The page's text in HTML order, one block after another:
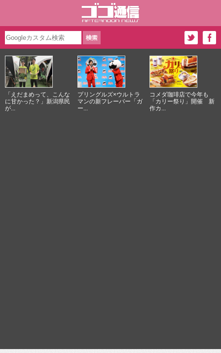
「えだまめって、こんな
に甘かった？」新潟県民
が...
プリングルズ×ウルトラ
マンの新フレーバー「ガ
ー...
コメダ珈琲店で今年も
「カリー祭り」開催 新
作カ...